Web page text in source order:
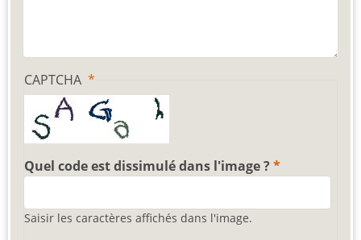
CAPTCHA
Quel code est dissimulé dans l'image ?
Saisir les caractères affichés dans l'image.